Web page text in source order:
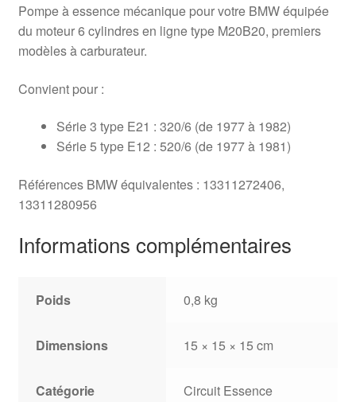
Pompe à essence mécanique pour votre BMW équipée
du moteur 6 cylindres en ligne type M20B20, premiers
modèles à carburateur.
Convient pour :
Série 3 type E21 : 320/6 (de 1977 à 1982)
Série 5 type E12 : 520/6 (de 1977 à 1981)
Références BMW équivalentes : 13311272406,
13311280956
Informations complémentaires
Poids 0,8 kg
Dimensions 15 × 15 × 15 cm
Catégorie Circuit Essence